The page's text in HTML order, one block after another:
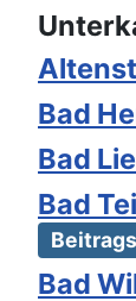
Bad
Bad
Bad
Bad